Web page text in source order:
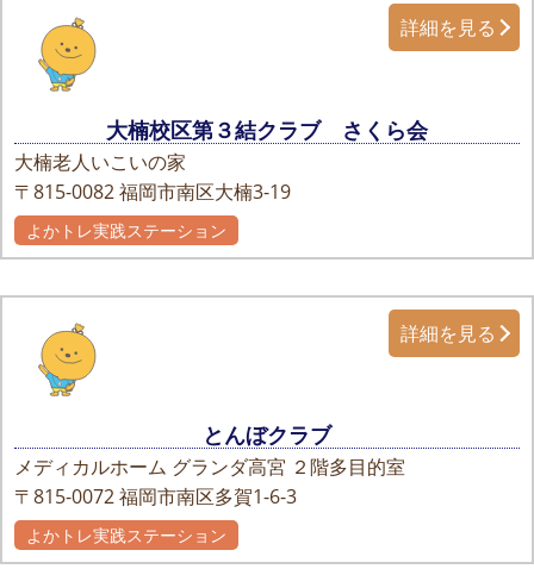
大楠校区第３結クラブ さくら会
大楠老人いこいの家
〒815-0082福岡市南区大楠3-19
詳細を見る
よかトレ実践ステーション
とんぼクラブ
メディカルホーム グランダ高宮 ２階多目的室
〒815-0072福岡市南区多賀1-6-3
詳細を見る
よかトレ実践ステーション